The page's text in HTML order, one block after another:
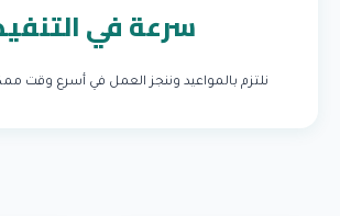
سرعة في
نلتزم بالمواعيد وننجز العمل في أسرع وقت